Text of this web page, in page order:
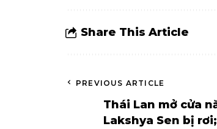
Share This Article
PREVIOUS ARTICLE
Thái Lan mở cửa
Lakshya Sen bị